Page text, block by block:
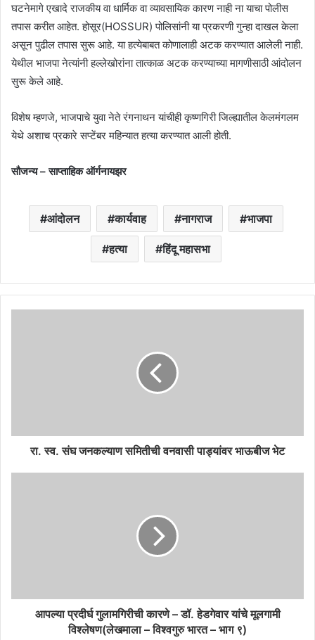
घटनेमागे एखादे राजकीय वा धार्मिक वा व्यावसायिक कारण नाही ना याचा पोलीस
तपास करीत आहेत. होसूर(HOSSUR) पोलिसांनी या प्रकरणी गुन्हा दाखल केला
असून पुढील तपास सुरू आहे. या हत्येबाबत कोणालाही अटक करण्यात आलेली नाही.
येथील भाजपा नेत्यांनी हल्लेखोरांना तात्काळ अटक करण्याच्या मागणीसाठी आंदोलन
सुरू केले आहे.
विशेष म्हणजे, भाजपाचे युवा नेते रंगनाथन यांचीही कृष्णगिरी जिल्ह्यातील केलमंगलम
येथे अशाच प्रकारे सप्टेंबर महिन्यात हत्या करण्यात आली होती.
सौजन्य – साप्ताहिक ऑर्गनायझर
आंदोलन कार्यवाह नागराज भाजपा
हत्या हिंदू महासभा
रा. स्व. संघ जनकल्याण समितीची वनवासी पाड्यांवर भाऊबीज भेट
आपल्या प्रदीर्घ गुलामगिरीची कारणे – डॉ. हेडगेवार यांचे मूलगामी
विश्लेषण(लेखमाला – विश्वगुरु भारत – भाग ९)